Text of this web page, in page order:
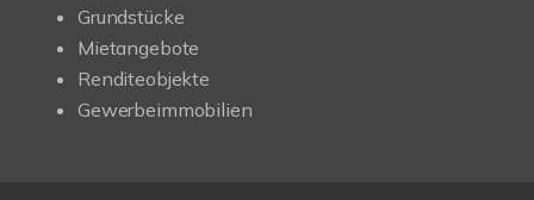
Grundstücke
Mietangebote
Renditeobjekte
Gewerbeimmobilien